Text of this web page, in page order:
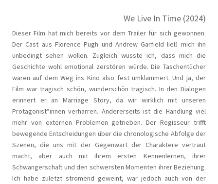
We Live In Time (2024)
Dieser Film hat mich bereits vor dem Trailer für sich gewonnen.
Der Cast aus Florence Pugh und Andrew Garfield ließ mich ihn
unbedingt sehen wollen. Zugleich wusste ich, dass mich die
Geschichte wohl emotional zerstören würde. Die Taschentücher
waren auf dem Weg ins Kino also fest umklammert. Und ja, der
Film war tragisch schön, wunderschön tragisch. In den Dialogen
erinnert er an Marriage Story, da wir wirklich mit unseren
Protagonist*innen verharren. Andererseits ist die Handlung viel
mehr von externen Problemen getrieben. Der Regisseur trifft
bewegende Entscheidungen über die chronologische Abfolge der
Szenen, die uns mit der Gegenwart der Charaktere vertraut
macht, aber auch mit ihrem ersten Kennenlernen, ihrer
Schwangerschaft und den schwersten Momenten ihrer Beziehung.
Ich habe zuletzt strömend geweint, war jedoch auch von der